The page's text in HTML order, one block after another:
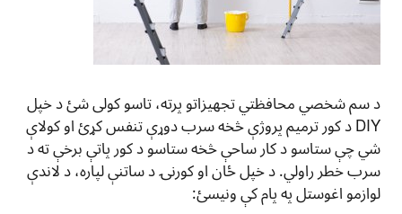
د سم شخصي محافظتي تجهیزاتو پرته، تاسو کولی شئ د خپل
DIY د کور ترمیم پروژې څخه سرب دوړې تنفس کړئ او کولاې
شي چې ستاسو د کار ساحې څخه ستاسو د کور پاتې برخې ته د
سرب خطر راولي. د خپل ځان او کورنۍ د ساتنې لپاره، د لاندې
لوازمو اغوستل په پام کې ونیسئ: